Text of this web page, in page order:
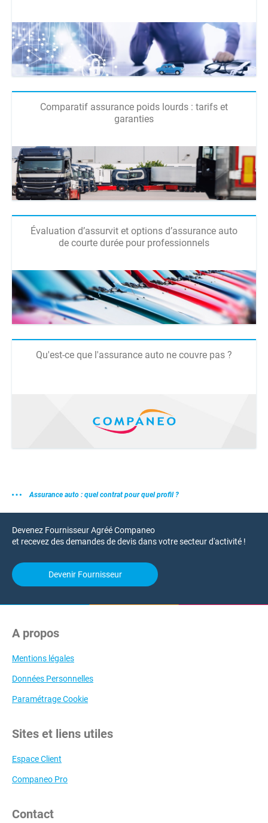
Comparatif assurance poids lourds : tarifs et
garanties
Évaluation d’assurvit et options d’assurance auto
de courte durée pour professionnels
Qu'est-ce que l'assurance auto ne couvre pas ?
Assurance auto : quel contrat pour quel profil ?
Devenez Fournisseur Agréé Companeo
et recevez des demandes de devis dans votre secteur d'activité !
Devenir Fournisseur
A propos
Mentions légales
Données Personnelles
Paramétrage Cookie
Sites et liens utiles
Espace Client
Companeo Pro
Contact